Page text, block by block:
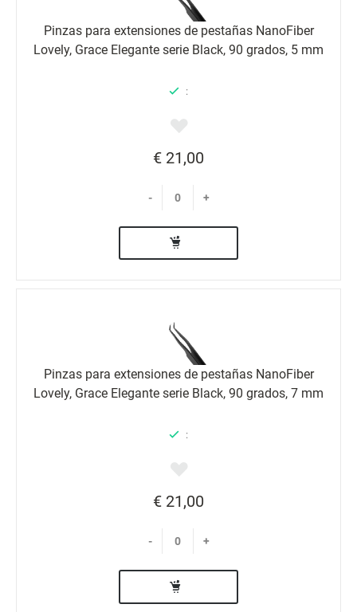
Pinzas para extensiones de pestañas NanoFiber
Lovely, Grace Elegante serie Black, 90 grados, 5 mm
:
€ 21,00
- +
Pinzas para extensiones de pestañas NanoFiber
Lovely, Grace Elegante serie Black, 90 grados, 7 mm
:
€ 21,00
- +